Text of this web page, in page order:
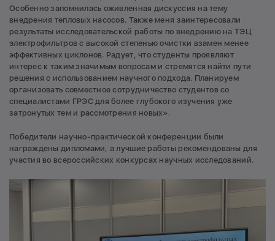
Особенно запомнилась оживленная дискуссия на тему
внедрения тепловых насосов. Также меня заинтересовали
результаты исследовательской работы по внедрению на ТЭЦ
электрофильтров с высокой степенью очистки взамен менее
эффективных циклонов. Радует, что студенты проявляют
интерес к таким значимым вопросам и стремятся найти пути
решения с использованием научного подхода. Планируем
организовать совместное сотрудничество студентов со
специалистами ГРЭС для более глубокого изучения уже
затронутых тем и рассмотрения новых».
Победители научно-практической конференции были
награждены дипломами, а лучшие работы рекомендованы для
участия во всероссийских конкурсах научных исследований.